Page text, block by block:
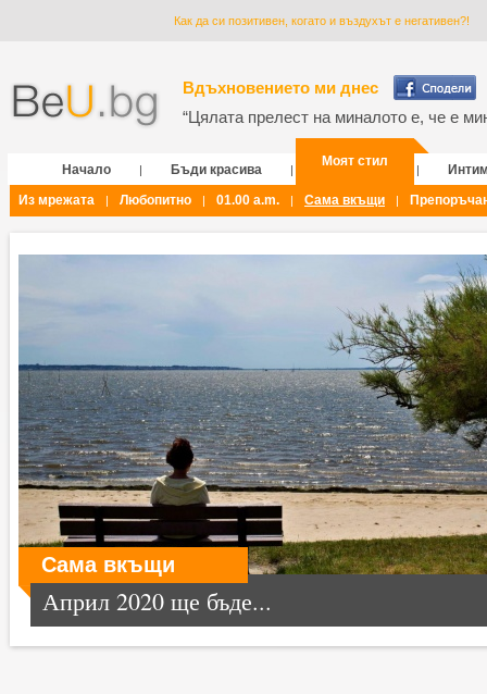
Как да си позитивен, когато и въздухът е негативен?!
Вдъхновението ми днес
“Цялата прелест на миналото е, че е
Начало | Бъди красива |
Моят стил
|
Из мрежата
| Любопитно | 01.00 a.m. | Сама вкъщи |
Сама вкъщи
Април 2020 ще бъде...